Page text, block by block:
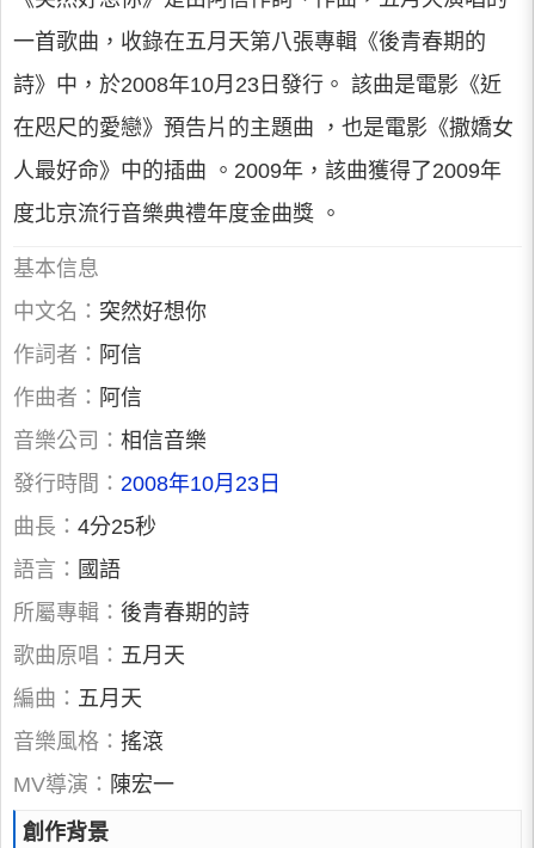
一首歌曲，收錄在五月天第八張專輯《後青春期的
詩》中，於2008年10月23日發行。 該曲是電影《近
在咫尺的愛戀》預告片的主題曲 ，也是電影《撒嬌女
人最好命》中的插曲 。2009年，該曲獲得了2009年
度北京流行音樂典禮年度金曲獎 。
基本信息
中文名： 突然好想你
作詞者： 阿信
作曲者： 阿信
音樂公司： 相信音樂
發行時間： 2008年10月23日
曲長： 4分25秒
語言： 國語
所屬專輯： 後青春期的詩
歌曲原唱： 五月天
編曲： 五月天
音樂風格： 搖滾
MV導演： 陳宏一
創作背景